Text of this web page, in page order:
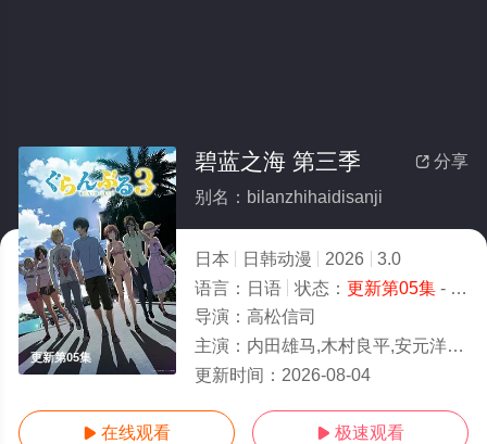
更新第05集
 分享
碧蓝之海 第三季
别名：bilanzhihaidisanji
日本 日韩动漫 2026
3.0
语言： 日语 状态： 更新第05集- 免费在线观看
导演： 高松信司
主演： 内田雄马,木村良平,安元洋贵,小西克幸,安济知佳,内田真礼,行成桃姬,阿澄佳奈,山
更新时间： 2026-08-04
 在线观看  极速观看